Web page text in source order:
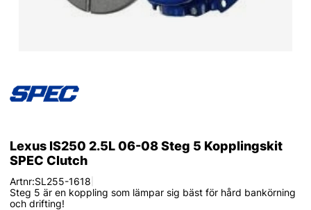
Lexus IS250 2.5L 06-08 Steg 5 Kopplingskit
SPEC Clutch
Artnr:SL255-1618
Steg 5 är en koppling som lämpar sig bäst för hård bankörning
och drifting!